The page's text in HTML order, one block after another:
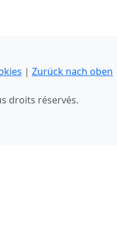
| Zurück nach oben
droits réservés.